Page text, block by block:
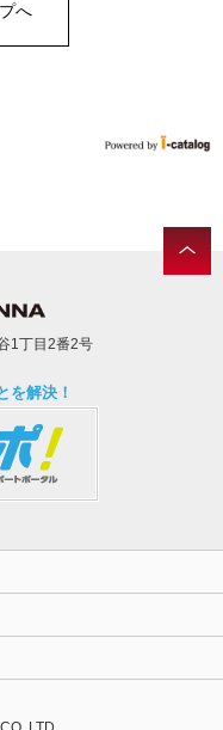
へ
1丁目2番2号
を解決！